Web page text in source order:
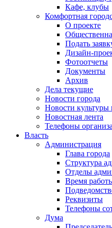
Кафе, клубы
Комфортная
О проекте
Подать
Дизайн-
Фотоотчеты
Документы
Архив
Дела текущие
Новости города
Новости культуры
Новостная лента
Телефоны
Власть
Администрация
Глава города
Структура
Отделы
Время
Реквизиты
Телефоны
Дума